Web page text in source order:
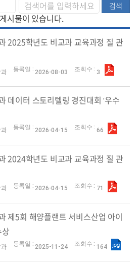
검색
시물이 있습니다.
2025학년도 비교과 교육과정 질 관
2026-08-03 3
데이터 스토리텔링 경진대회 '우수
2026-04-15 66
2024학년도 비교과 교육과정 질 관
2026-04-15 71
제5회 해양플랜트 서비스산업 아이
2025-11-24 164